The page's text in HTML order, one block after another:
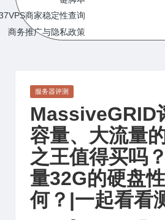
机
评
网
站
商家稳定性查询
商务推广与隐私政策
Posted
服务器评测
MassiveGRID
容量、大流量
之王值得买吗
量32G的硬盘
何？|一起看看